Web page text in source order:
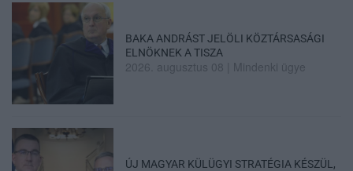
BAKA ANDRÁST JELÖLI KÖZTÁRSASÁGI
ELNÖKNEK A TISZA
2026. augusztus 08 Mindenki ügye
ÚJ MAGYAR KÜLÜGYI STRATÉGIA KÉSZÜL,